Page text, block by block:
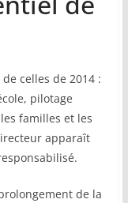
celles de 2014 :
pilotage
familles et les
apparaît
de la